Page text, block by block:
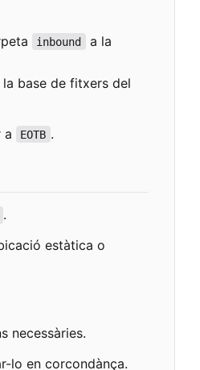
inbound
a la
base de fitxers del
a EOTB .
.
estàtica o
necessàries.
lo en corcondànça.